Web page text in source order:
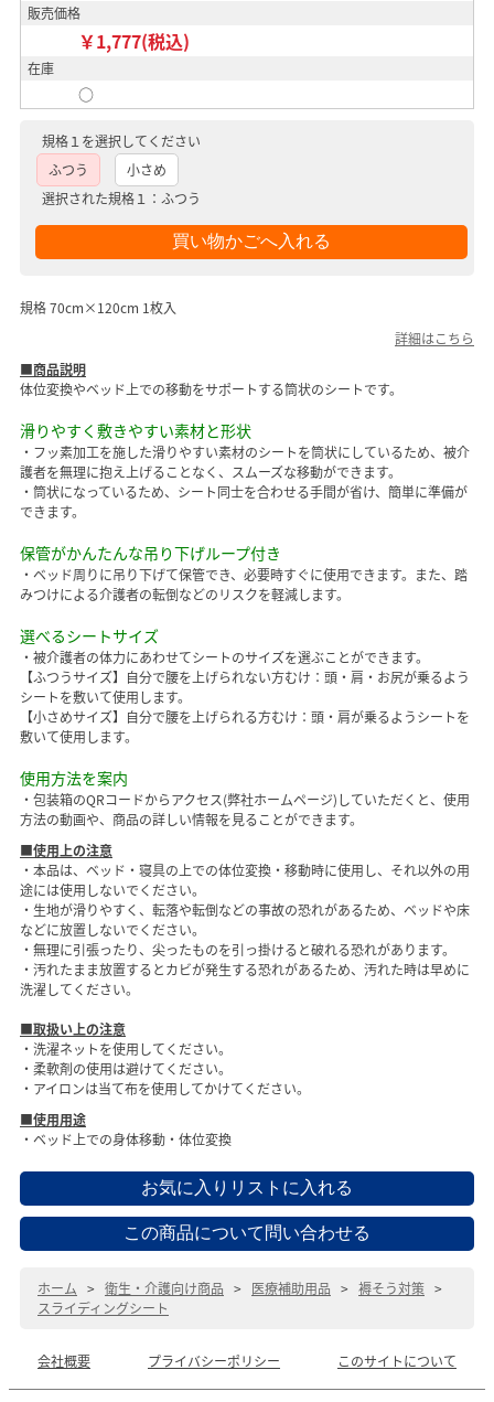
販売価格
￥1,777(税込)
在庫
○
規格１を選択してください
ふつう
小さめ
選択された規格１：ふつう
規格 70cm×120cm 1枚入
詳細はこちら
■商品説明
体位変換やベッド上での移動をサポートする筒状のシートです。
滑りやすく敷きやすい素材と形状
・フッ素加工を施した滑りやすい素材のシートを筒状にしているため、被介
護者を無理に抱え上げることなく、スムーズな移動ができます。
・筒状になっているため、シート同士を合わせる手間が省け、簡単に準備が
できます。
保管がかんたんな吊り下げループ付き
・ベッド周りに吊り下げて保管でき、必要時すぐに使用できます。また、踏
みつけによる介護者の転倒などのリスクを軽減します。
選べるシートサイズ
・被介護者の体力にあわせてシートのサイズを選ぶことができます。
【ふつうサイズ】自分で腰を上げられない方むけ：頭・肩・お尻が乗るよう
シートを敷いて使用します。
【小さめサイズ】自分で腰を上げられる方むけ：頭・肩が乗るようシートを
敷いて使用します。
使用方法を案内
・包装箱のQRコードからアクセス(弊社ホームページ)していただくと、使用
方法の動画や、商品の詳しい情報を見ることができます。
■使用上の注意
・本品は、ベッド・寝具の上での体位変換・移動時に使用し、それ以外の用
途には使用しないでください。
・生地が滑りやすく、転落や転倒などの事故の恐れがあるため、ベッドや床
などに放置しないでください。
・無理に引張ったり、尖ったものを引っ掛けると破れる恐れがあります。
・汚れたまま放置するとカビが発生する恐れがあるため、汚れた時は早めに
洗濯してください。
■取扱い上の注意
・洗濯ネットを使用してください。
・柔軟剤の使用は避けてください。
・アイロンは当て布を使用してかけてください。
■使用用途
・ベッド上での身体移動・体位変換
ホーム > 衛生・介護向け商品 > 医療補助用品 > 褥そう対策 >
スライディングシート
会社概要 プライバシーポリシー このサイトについて